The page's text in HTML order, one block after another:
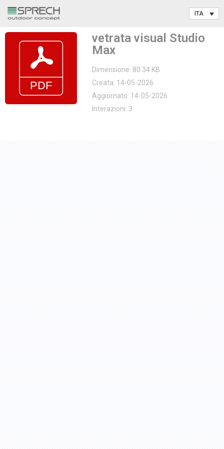
contenuto
vetrata visual Studio
Max
Dimensione: 80.34 KB
Creata: 14-05-2026
Aggiornato: 14-05-2026
Interazioni: 3